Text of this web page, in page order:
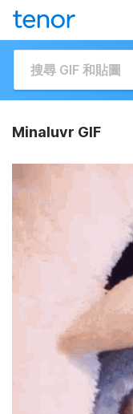
Minaluvr GIF